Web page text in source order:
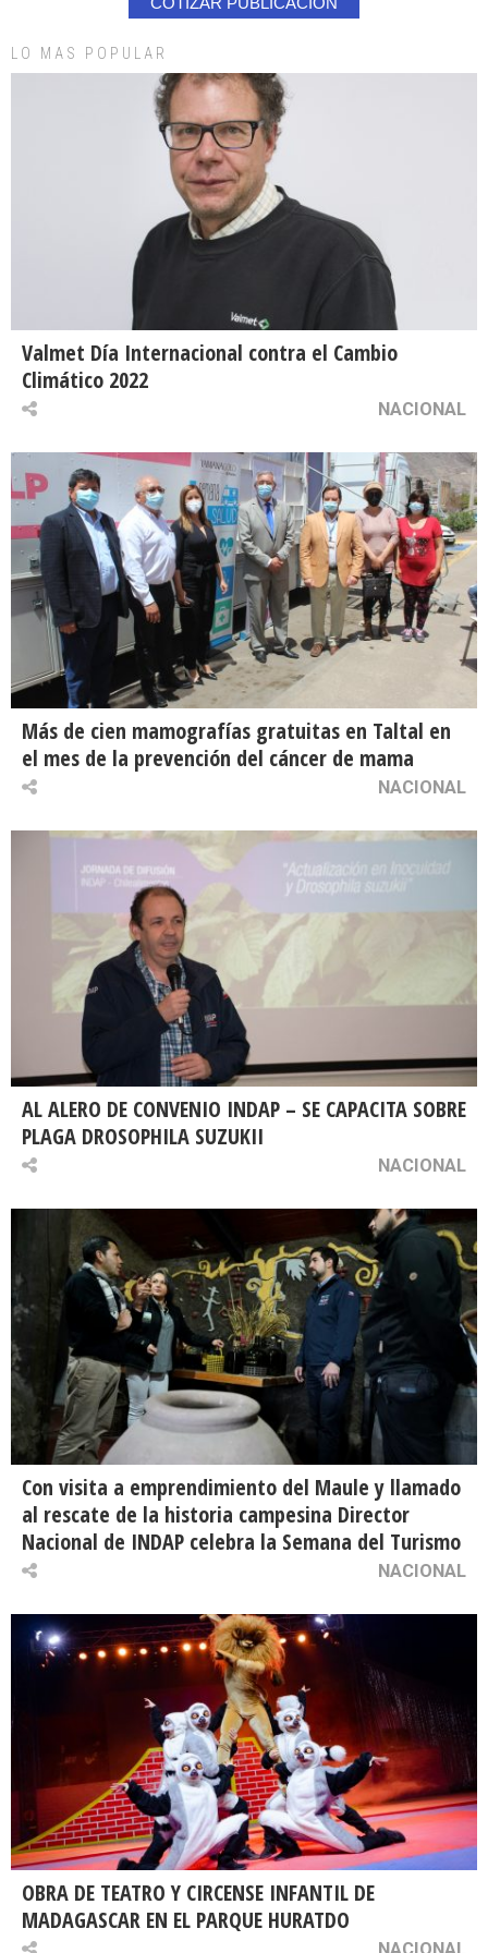
LO MAS POPULAR
Valmet Día Internacional contra el Cambio
Climático 2022
NACIONAL
Más de cien mamografías gratuitas en Taltal en
el mes de la prevención del cáncer de mama
NACIONAL
AL ALERO DE CONVENIO INDAP – SE CAPACITA SOBRE
PLAGA DROSOPHILA SUZUKII
NACIONAL
Con visita a emprendimiento del Maule y llamado
al rescate de la historia campesina Director
Nacional de INDAP celebra la Semana del Turismo
NACIONAL
OBRA DE TEATRO Y CIRCENSE INFANTIL DE
MADAGASCAR EN EL PARQUE HURATDO